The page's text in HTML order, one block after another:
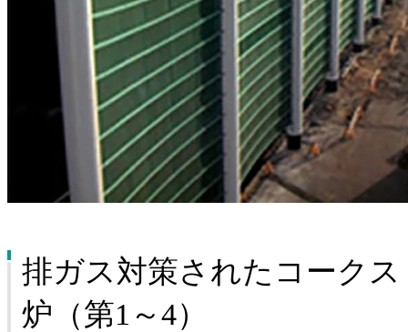
排ガス対策されたコークス
炉（第1～4）